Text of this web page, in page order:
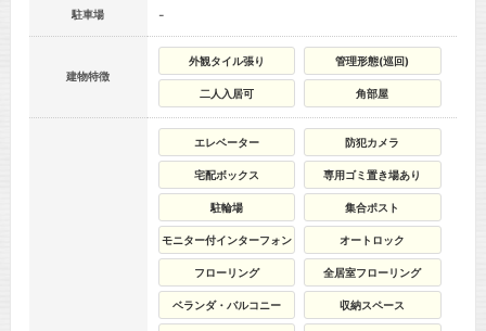
駐車場 -
建物特徴
外観タイル張り 管理形態(巡回)
二人入居可 角部屋
エレベーター 防犯カメラ
宅配ボックス 専用ゴミ置き場あり
駐輪場 集合ポスト
モニター付インターフォン オートロック
フローリング 全居室フローリング
ベランダ・バルコニー 収納スペース